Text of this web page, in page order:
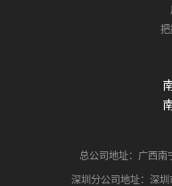
把
总公司地址：广西南
深圳分公司地址：深